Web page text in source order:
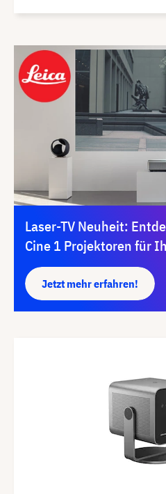
Laser-TV Neuheit:
Cine 1 Projektoren für
Jetzt mehr erfahren!